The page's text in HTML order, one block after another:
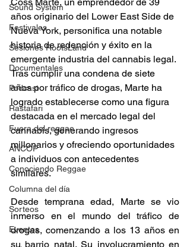
Sound System
Festivales
Sesiones RootsLand
Documentales
Podcast
Rastafari
Fuera del reggae
ANCOP
Conociendo Reggae
Columna del día
Sorteos
Eventos
años originario del Lower East Side de
Nueva York, personifica una notable
historia de redención y éxito en la
emergente industria del cannabis legal.
Tras cumplir una condena de siete
años por tráfico de drogas, Marte ha
logrado establecerse como una figura
destacada en el mercado legal del
cannabis, generando ingresos
millonarios y ofreciendo oportunidades
a individuos con antecedentes
similares.
Desde temprana edad, Marte se vio
inmerso en el mundo del tráfico de
drogas, comenzando a los 13 años en
su barrio natal. Su involucramiento en